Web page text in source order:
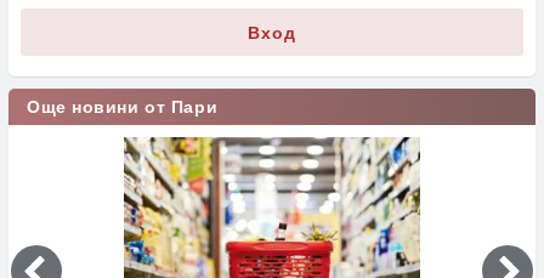
Вход
Още новини от Пари